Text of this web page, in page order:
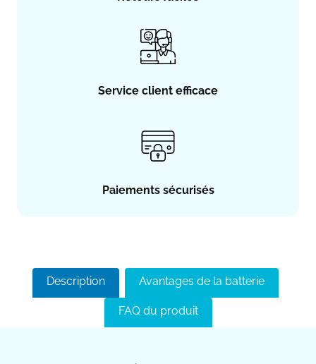
Service client efficace
Paiements sécurisés
Description Avantages de la batterie
FAQ du produit